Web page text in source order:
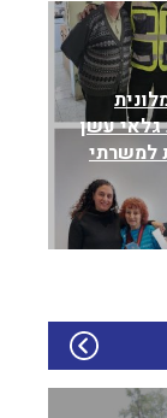
גלאי עשן
למשרתי